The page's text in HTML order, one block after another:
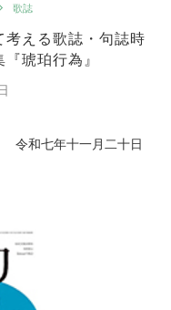
歌誌
える歌誌・句誌時
琥珀行為』
和七年十一月二十日